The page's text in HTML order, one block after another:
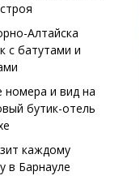
Алтайска
с батутами и
номера и вид на
бутик-отель
каждому
в Барнауле